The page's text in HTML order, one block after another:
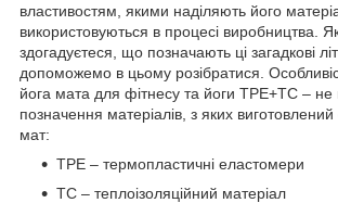
властивостям, якими наділяють його
використовуються в процесі виробництва.
здогадуєтеся, що позначають ці загадкові
допоможемо в цьому розібратися.
йога мата для фітнесу та йоги ТРЕ+ТС –
позначення матеріалів, з яких
мат:
ТРЕ – термопластичні еластомери
ТС – теплоізоляційний матеріал